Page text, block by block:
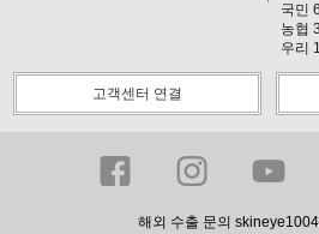
국민
농협
우리
고객센터 연결
해외 수출 문의